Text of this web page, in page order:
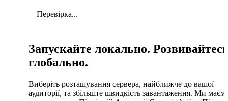
Перевірка...
Запускайте локально.
глобально.
Виберіть розташування сервера, найближче до вашої
аудиторії, та збільште швидкість завантаження. Ми